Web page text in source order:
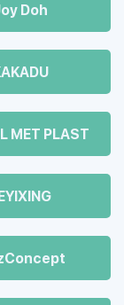
Doh
MET PLAST